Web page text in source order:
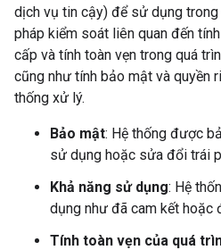
dịch vụ tin cậy) để sử dụng
pháp kiểm soát liên quan đến
cấp và tính toàn vẹn trong quá
cũng như tính bảo mật và quyền
thống xử lý.
Bảo mật: Hệ thống được
sử dụng hoặc sửa đổi trái
Khả năng sử dụng: Hệ
dụng như đã cam kết hoặc
Tính toàn vẹn của quá